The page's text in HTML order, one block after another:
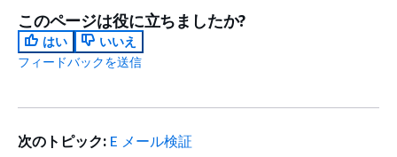
このページは役に立ちましたか?
はい
いいえ
フィードバックを送信
次のトピック: E メール検証